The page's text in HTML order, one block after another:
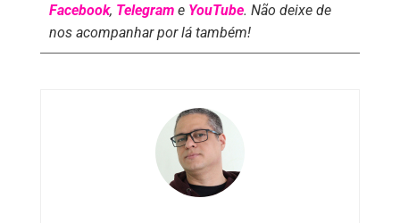
Facebook, Telegrame YouTube. Não deixe de
nos acompanhar por lá também!